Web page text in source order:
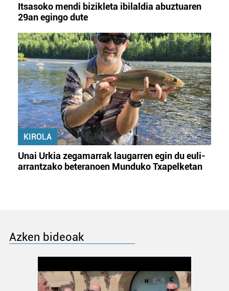
Itsasoko mendi bizikleta ibilaldia abuztuaren
29an egingo dute
KIROLA
Unai Urkia zegamarrak laugarren egin du euli-
arrantzako beteranoen Munduko Txapelketan
Azken bideoak